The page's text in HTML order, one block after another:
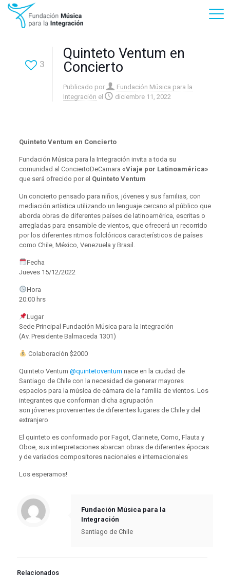
3
Quinteto Ventum en
Concierto
Publicado por
Fundación Música para la
Integración el diciembre 11, 2022
Quinteto Ventum en Concierto
Fundación Música para la Integración invita a toda su
comunidad al ConciertoDeCamara «Viaje por Latinoamérica»
que será ofrecido por el Quinteto Ventum
Un concierto pensado para niños, jóvenes y sus familias, con
mediación artística utilizando un lenguaje cercano al público que
aborda obras de diferentes países de latinoamérica, escritas o
arregladas para ensamble de vientos, que ofrecerá un recorrido
por los diferentes ritmos folclóricos característicos de países
como Chile, México, Venezuela y Brasil.
Fecha
Jueves 15/12/2022
Hora
20:00 hrs
Lugar
Sede Principal Fundación Música para la Integración
(Av. Presidente Balmaceda 1301)
Colaboración $2000
Quinteto Ventum @quintetoventum nace en la ciudad de
Santiago de Chile con la necesidad de generar mayores
espacios para la música de cámara de la familia de vientos. Los
integrantes que conforman dicha agrupación
son jóvenes provenientes de diferentes lugares de Chile y del
extranjero
El quinteto es conformado por Fagot, Clarinete, Corno, Flauta y
Oboe, sus interpretaciones abarcan obras de diferentes épocas
y de variados compositores nacionales e internacionales
Los esperamos!
Fundación Música para la
Integración
Santiago de Chile
Relacionados